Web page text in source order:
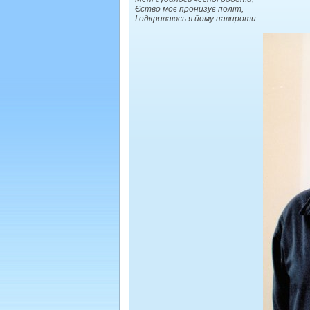
Єство моє пронизує політ,
І одкриваюсь я йому навпроти.